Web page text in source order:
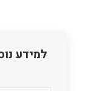
למידע